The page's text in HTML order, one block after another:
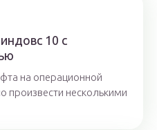
10 с
на операционной
произвести несколькими